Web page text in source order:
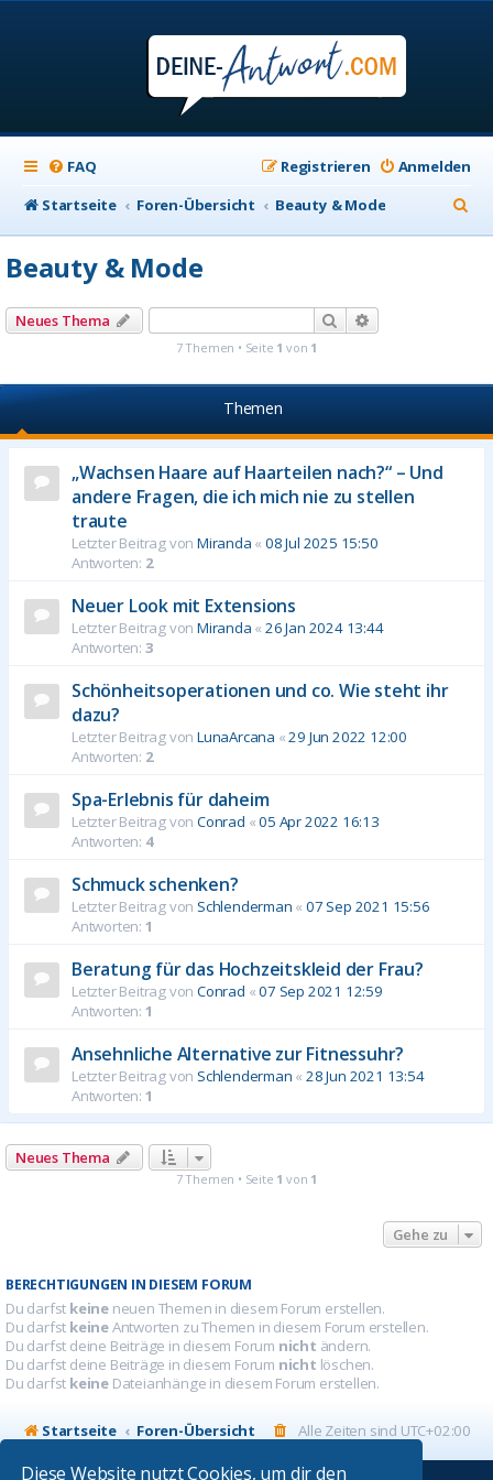
Diese Website nutzt Cookies, um dir den
FAQ Anmelden
Registrieren
Startseite
Foren-Übersicht Beauty & Mode
u
Beauty & Mode
Neues Thema Suche
7 Themen • Seite 1 von 1
Themen
„Wachsen Haare auf Haarteilen nach?“ – Und
andere Fragen, die ich mich nie zu stellen
traute
Letzter Beitrag von Miranda «08 Jul 2025 15:50
Antworten: 2
Neuer Look mit Extensions
Letzter Beitrag von Miranda «26 Jan 2024 13:44
Antworten: 3
Schönheitsoperationen und co. Wie steht ihr
dazu?
Letzter Beitrag von LunaArcana «29 Jun 2022 12:00
Antworten: 2
Spa-Erlebnis für daheim
Letzter Beitrag von Conrad «05 Apr 2022 16:13
Antworten: 4
Schmuck schenken?
Letzter Beitrag von Schlenderman «07 Sep 2021 15:56
Antworten: 1
Beratung für das Hochzeitskleid der Frau?
Letzter Beitrag von Conrad «07 Sep 2021 12:59
Antworten: 1
Ansehnliche Alternative zur Fitnessuhr?
Letzter Beitrag von Schlenderman «28 Jun 2021 13:54
Antworten: 1
Neues Thema
7 Themen • Seite 1 von 1
Gehe zu
BERECHTIGUNGEN IN DIESEM FORUM
Du darfst keine neuen Themen in diesem Forum erstellen.
Du darfst keineAntworten zu Themen in diesem Forum erstellen.
Du darfst deine Beiträge in diesem Forum nicht ändern.
Du darfst deine Beiträge in diesem Forum nicht löschen.
Du darfst keine Dateianhänge in diesem Forum erstellen.
Startseite Foren-Übersicht Alle Zeiten sind UTC+02:00